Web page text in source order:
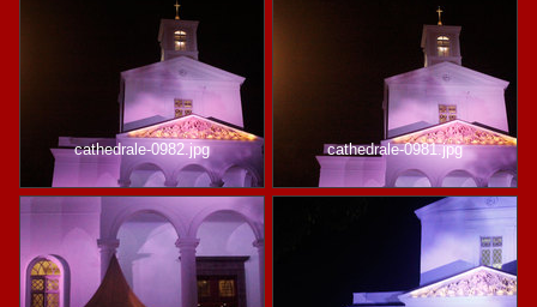
cathedrale-0982.jpg cathedrale-0981.jpg